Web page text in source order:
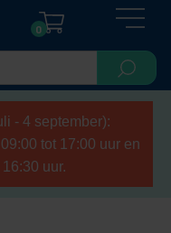
0
- 4 september):
tot 17:00 uur en
uur.